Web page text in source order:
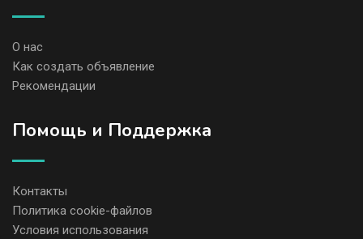
О нас
Как создать объявление
Рекомендации
Помощь и Поддержка
Контакты
Политика cookie-файлов
Условия использования